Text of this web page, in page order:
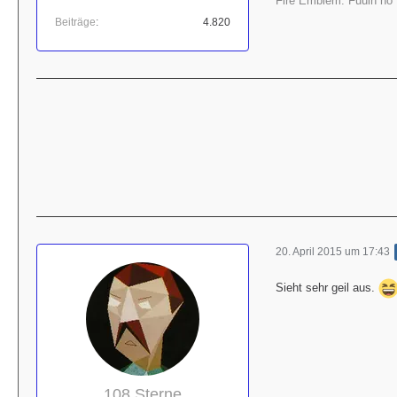
Beiträge 4.820
20. April 2015 um 17:43
Sieht sehr geil aus.